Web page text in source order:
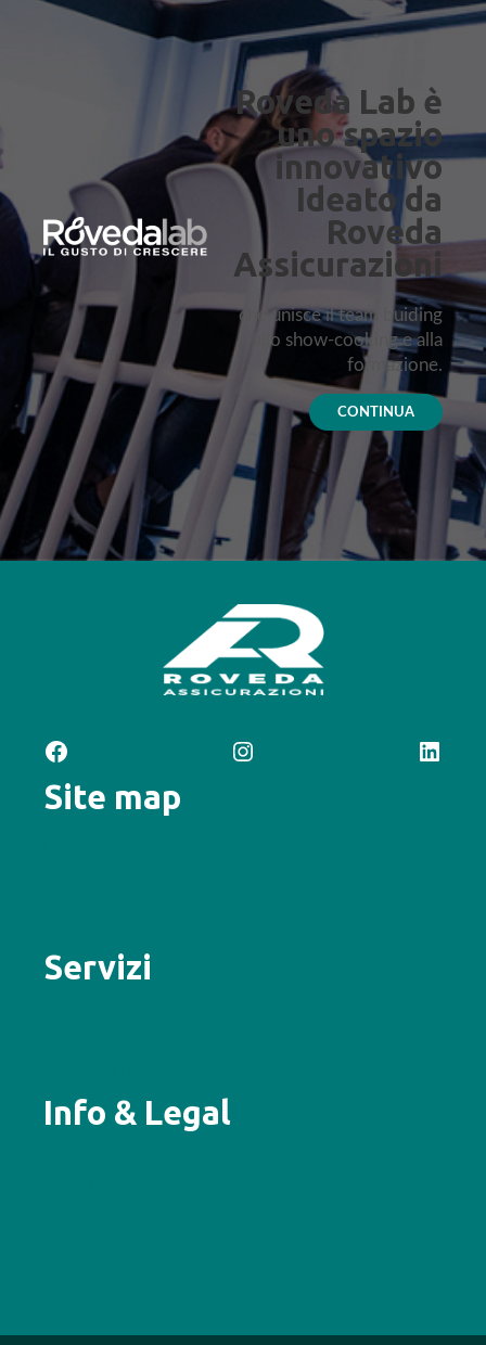
Roveda Lab è
uno spazio
innovativo
Ideato da
Roveda
Assicurazioni
che unisce il team buiding
allo show-cooking e alla
formazione.
CONTINUA
Facebook Instagram LinkedIn
Site map
Servizi
Info & Legal